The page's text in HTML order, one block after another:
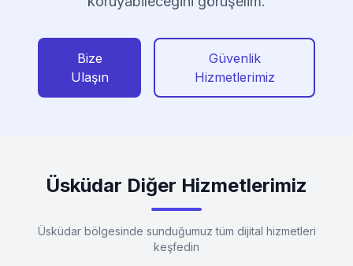
Bize
Ulaşın
Güvenlik
Hizmetlerimiz
Üsküdar Diğer Hizmetlerimiz
Üsküdar bölgesinde sunduğumuz tüm dijital hizmetleri
keşfedin